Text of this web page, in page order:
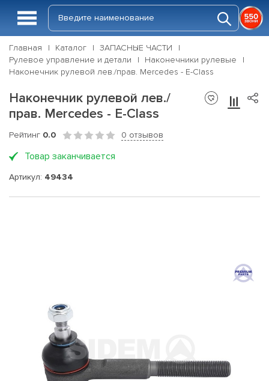
Главная Каталог
ЗАПАСНЫЕ ЧАСТИ
Рулевое управление и детали
Наконечники рулевые
Наконечник рулевой лев./прав. Mercedes - E-Class
Наконечник рулевой лев./
прав. Mercedes - E-Class
Рейтинг 0.0 0 отзывов
Товар заканчивается
Артикул: 49434